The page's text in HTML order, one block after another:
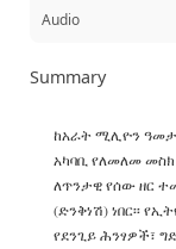
Audio
Summary
ከአራት ሚሊዮን
አካባቢ የለመለመ መስክ
ለጥንታዊ የሰው ዘር
(ድንቅነሽ) ነበር፡፡
የደንጊይ ሕንፃዎች፣